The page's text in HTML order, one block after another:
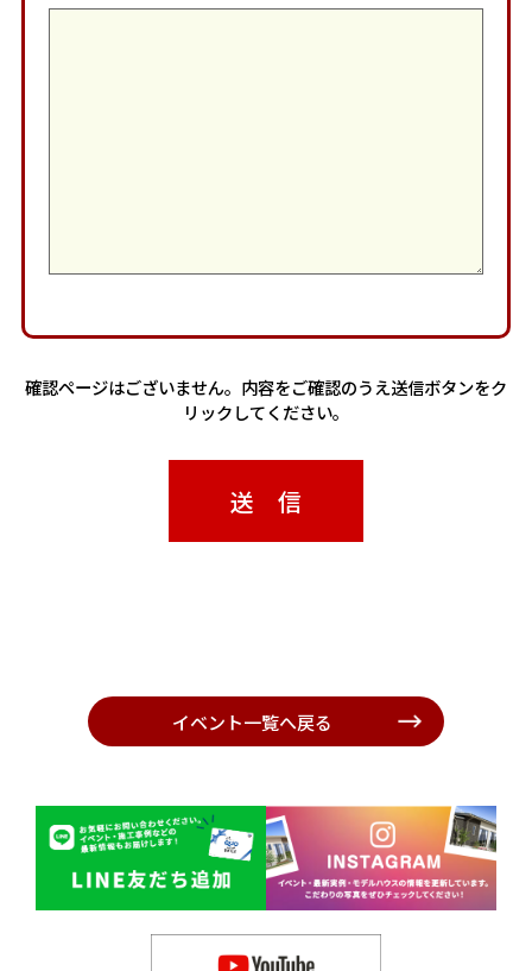
確認ページはございません。内容をご確認のうえ送信ボタンをク
リックしてください。
イベント一覧へ戻る